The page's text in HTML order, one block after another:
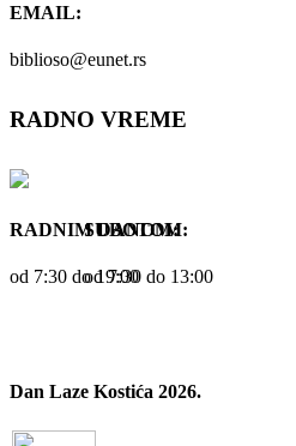
EMAIL:
biblioso@eunet.rs
RADNO VREME
RADNIM DANOM:
od 7:30 dо 19:00
SUBOTOM:
od 7:30 dо 13:00
Dan Laze Kostića 2026.